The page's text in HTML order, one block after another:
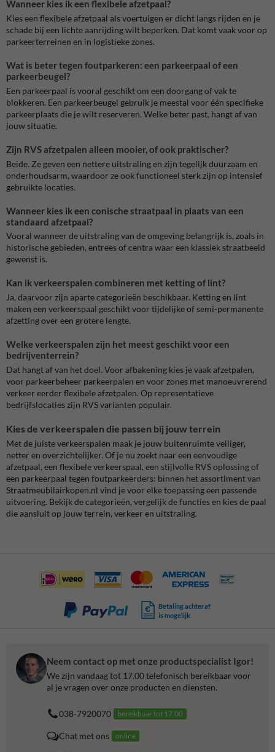
Wanneer kies ik een flexibele afzetpaal?
Kies een flexibele afzetpaal als voertuigen er dicht langs rijden en je
schade bij een lichte aanrijding wilt beperken. Dat komt vaak voor op
parkeerterreinen en in logistieke zones.
Wat is beter tegen foutparkeren: een parkeerpaal of een
parkeerbeugel?
Een parkeerpaal is vooral geschikt om een doorgang of vak te
blokkeren. Een parkeerbeugel gebruik je meestal voor één specifieke
parkeerplaats die je wilt reserveren. Welke beter past, hangt af van
jouw situatie.
Zijn RVS afzetpalen alleen mooier, of ook praktischer?
Beide. Ze geven een nettere uitstraling en zijn tegelijk duurzaam en
onderhoudsarm, waardoor ze ook functioneel sterk zijn op intensief
gebruikte locaties.
Wanneer kies ik een conische straatpaal in plaats van een
standaard afzetpaal?
Vooral wanneer de uitstraling van de omgeving belangrijk is, zoals in
historische gebieden, entrees of centra waar een klassiek straatbeeld
gewenst is.
Kan ik verkeerspalen combineren met ketting of lint?
Ja, daarvoor zijn aparte categorieën beschikbaar. Ketting en lint
maken een verkeerspaal geschikt voor tijdelijke of semi-permanente
afzetting over een grotere lengte.
Welke verkeerspalen zijn het meest geschikt voor een
bedrijventerrein?
Dat hangt af van het doel. Voor afbakening kies je vaak afzetpalen,
voor parkeerbeheer parkeerpalen en voor zones met manoeuvrerend
verkeer eerder flexibele afzetpalen. Op representatieve
bedrijfslocaties zijn RVS varianten populair.
Kies de verkeerspalen die passen bij jouw terrein
Met de juiste verkeerspalen maak je jouw buitenruimte veiliger,
netter en overzichtelijker. Of je nu zoekt naar een eenvoudige
afzetpaal, een flexibele verkeerspaal, een stijlvolle RVS oplossing of
een parkeerpaal tegen foutparkeerders: binnen het assortiment van
Straatmeubilairkopen.nl vind je voor elke toepassing een passende
uitvoering. Bekijk de categorieën, vergelijk de functies en kies de paal
die aansluit op jouw terrein, verkeer en uitstraling.
Betaling achteraf
is mogelijk
Neem contact op met onze productspecialist Igor!
We zijn vandaag tot 17.00 telefonisch bereikbaar voor
al je vragen over onze producten en diensten.
038-7920070 bereikbaar tot 17.00
Chat met ons online